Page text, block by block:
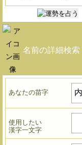
名前の詳細検索
あなたの苗字
使用したい
漢字一文字